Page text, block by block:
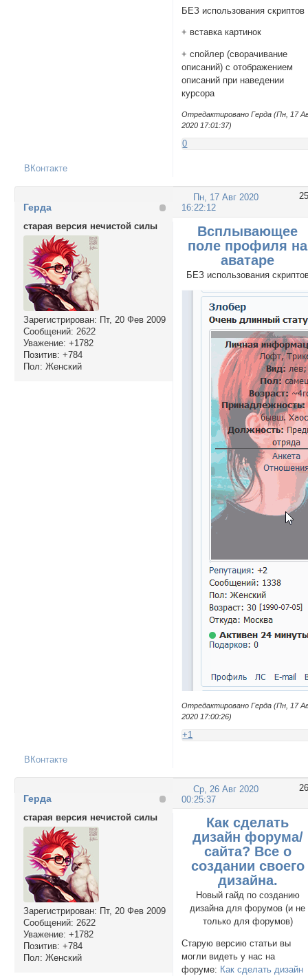
БЕЗ использования скриптов
+ вставка картинок
+ спойлер (сворачивание
описаний) с отображением
описаний при наведении
курсора
Отредактировано Герда (Пн, 17
2020 17:01:37)
0
ВКонтакте
25
Пн, 17 Авг 2020
16:22:12
Герда
старая версия нечистой силы
Зарегистрирован: Пт, 20 Фев 2009
Сообщений: 2622
Уважение: +1782
Позитив: +784
Пол: Женский
Всплывающее
поле профиля на
аватаре
БЕЗ использования
Отредактировано Герда (Пн, 17
2020 17:00:26)
+1
ВКонтакте
26
Ср, 26 Авг 2020
00:25:37
Герда
старая версия нечистой силы
Зарегистрирован: Пт, 20 Фев 2009
Сообщений: 2622
Уважение: +1782
Позитив: +784
Пол: Женский
Как сделать
дизайн форума/
сайта? Все о
создании своего
дизайна.
Новый гайд по созданию
дизайна для форумов (и не
только для форумов)
Старую версию статьи вы
могли видеть у нас на
форуме: Как сделать дизайн